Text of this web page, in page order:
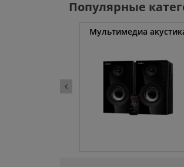
Популярные
Мультимедиа